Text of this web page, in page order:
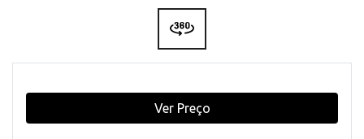
Ver Preço